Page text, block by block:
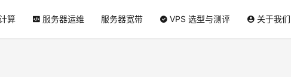
算 服务器运维 服务器宽带 VPS 选型与测评 关于我们